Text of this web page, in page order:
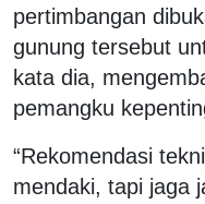
pertimbangan
gunung tersebut
kata dia,
pemangku
“Rekomendasi
mendaki, tapi jaga